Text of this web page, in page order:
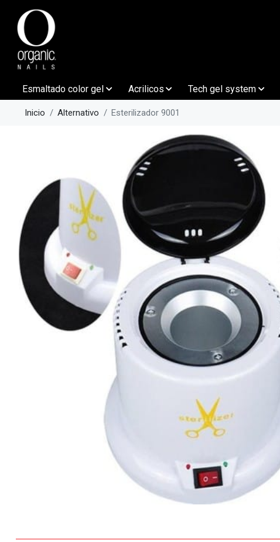
Esmaltado color gel Acrilicos Tech gel system
Inicio Alternativo Esterilizador 9001